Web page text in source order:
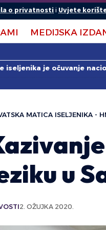
o privatnostii Uvjete
MEDIJSKA
iseljenika je očuvanje
MATICA ISELJENIKA -
u
2. OŽUJKA 2020.